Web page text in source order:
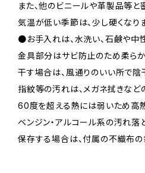
また、他のビニールや革製品等と
気温が低い季節は、少し硬くなり
●お手入れは、水洗い、石鹸や中
金具部分はサビ防止のため柔らか
干す場合は、風通りのいい所で陰
指紋等の汚れは、メガネ拭きなど
60度を超える熱には弱いため高
ベンジン・アルコール系の汚れ落
保存する場合は、付属の不織布の